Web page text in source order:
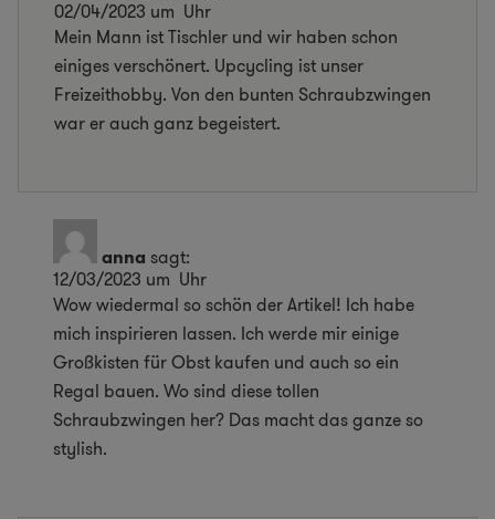
02/04/2023 um Uhr
Mein Mann ist Tischler und wir haben schon
einiges verschönert. Upcycling ist unser
Freizeithobby. Von den bunten Schraubzwingen
war er auch ganz begeistert.
anna sagt:
12/03/2023 um Uhr
Wow wiedermal so schön der Artikel! Ich habe
mich inspirieren lassen. Ich werde mir einige
Großkisten für Obst kaufen und auch so ein
Regal bauen. Wo sind diese tollen
Schraubzwingen her? Das macht das ganze so
stylish.